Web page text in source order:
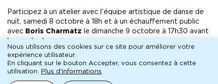
Participez à un atelier avec l'équipe artistique de danse de
nuit, samedi 8 octobre à 18h et à un échauffement public
avec Boris Charmatz le dimanche 9 octobre à 17h30 avant
le spectacle.
Activités en entrée libre
Réservation conseillée
par téléphone 01 41 60 72 72
Nous utilisons des cookies sur ce site pour améliorer votre
expérience utilisateur.
En cliquant sur le bouton Accepter, vous consentez à cette
utilisation.
Plus d'informations